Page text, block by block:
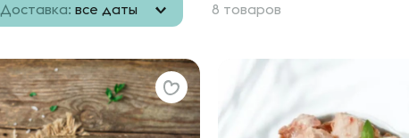
Доставка: все даты 8 товаров